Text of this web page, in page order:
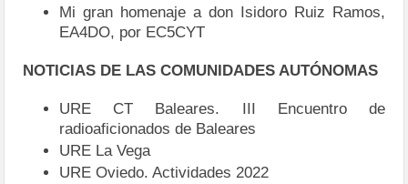
Mi gran homenaje a don Isidoro Ruiz Ramos,
EA4DO, por EC5CYT
NOTICIAS DE LAS COMUNIDADES AUTÓNOMAS
URE CT Baleares. III Encuentro de
radioaficionados de Baleares
URE La Vega
URE Oviedo. Actividades 2022